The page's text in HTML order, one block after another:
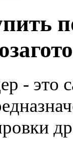
- это